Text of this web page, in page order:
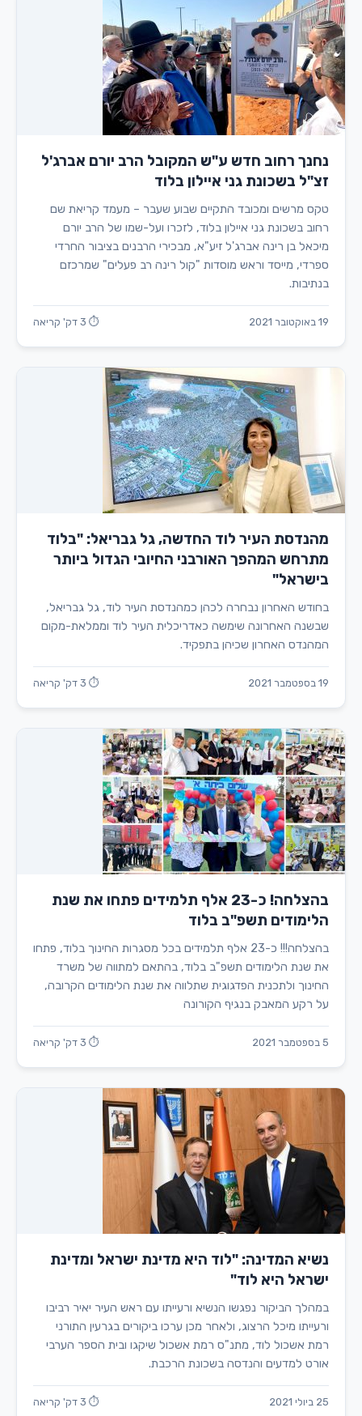
נחנך רחוב חדש ע"ש המקובל הרב יורם אברג'ל
זצ"ל בשכונת גני איילון בלוד
טקס מרשים ומכובד התקיים שבוע שעבר – מעמד קריאת שם
רחוב בשכונת גני איילון בלוד, לזכרו ועל-שמו של הרב יורם
מיכאל בן רינה אברג'ל זיע"א, מבכירי הרבנים בציבור החרדי
ספרדי, מייסד וראש מוסדות "קול רינה רב פעלים" שמרכזם
בנתיבות.
19 באוקטובר 2021 ⏱ 3 דק' קריאה
מהנדסת העיר לוד החדשה, גל גבריאל: "בלוד
מתרחש המהפך האורבני החיובי הגדול ביותר
בישראל"
בחודש האחרון נבחרה לכהן כמהנדסת העיר לוד, גל גבריאל,
שבשנה האחרונה שימשה כאדריכלית העיר לוד וממלאת-מקום
המהנדס האחרון שכיהן בתפקיד.
19 בספטמבר 2021 ⏱ 3 דק' קריאה
בהצלחה! כ-23 אלף תלמידים פתחו את שנת
הלימודים תשפ"ב בלוד
בהצלחה!!! כ-23 אלף תלמידים בכל מסגרות החינוך בלוד, פתחו
את שנת הלימודים תשפ"ב בלוד, בהתאם למתווה של משרד
החינוך ולתכנית הפדגוגית שתלווה את שנת הלימודים הקרובה,
על רקע המאבק בנגיף הקורונה
5 בספטמבר 2021 ⏱ 3 דק' קריאה
נשיא המדינה: "לוד היא מדינת ישראל ומדינת
ישראל היא לוד"
במהלך הביקור נפגשו הנשיא ורעייתו עם ראש העיר יאיר רביבו
ורעייתו מיכל הרצוג, ולאחר מכן ערכו ביקורים בגרעין התורני
רמת אשכול לוד, מתנ"ס רמת אשכול שיקגו ובית הספר הערבי
אורט למדעים והנדסה בשכונת הרכבת.
25 ביולי 2021 ⏱ 3 דק' קריאה